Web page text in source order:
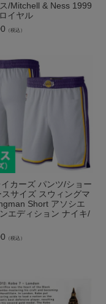
/Mitchell & Ness 1999
イヤル
（税込）
イカーズ パンツ/ショー
スサイズ スウィングマ
Short アソシエ
エディション ナイキ/
（税込）